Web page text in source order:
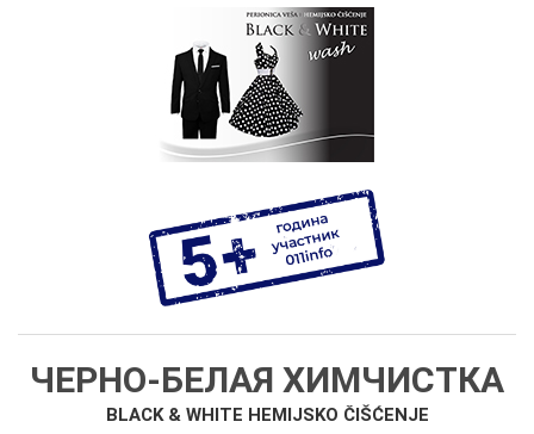
ЧЕРНО-БЕЛАЯ ХИМЧИСТКА
BLACK & WHITE HEMIJSKO ČIŠĆENJE